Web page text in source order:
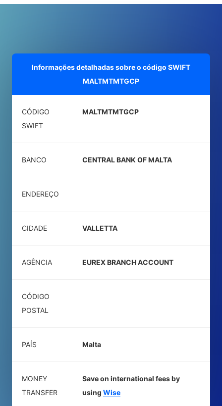
Informações detalhadas sobre o código SWIFT
MALTMTMTGCP
CÓDIGO
SWIFT
MALTMTMTGCP
BANCO CENTRAL BANK OF MALTA
ENDEREÇO
CIDADE VALLETTA
AGÊNCIA EUREX BRANCH ACCOUNT
CÓDIGO
POSTAL
PAÍS Malta
MONEY
TRANSFER
Save on international fees by
using Wise